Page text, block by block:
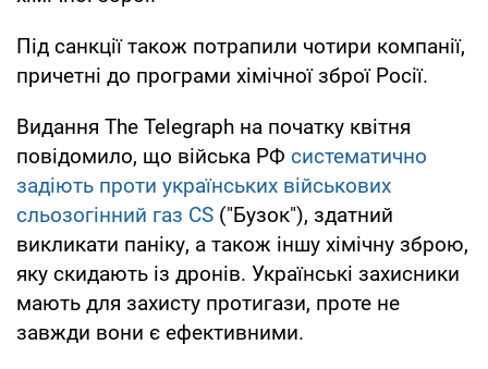
Під санкції також потрапили чотири компанії,
причетні до програми хімічної зброї Росії.
Видання The Telegraph на початку квітня
повідомило, що війська РФ систематично
задіють проти українських військових
сльозогінний газ CS ("Бузок"), здатний
викликати паніку, а також іншу хімічну зброю,
яку скидають із дронів. Українські захисники
мають для захисту протигази, проте не
завжди вони є ефективними.